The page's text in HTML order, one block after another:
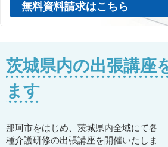
無料資料請求はこちら
茨城県内の出張講座
ます
那珂市をはじめ、茨城県内全域にて各
種介護研修の出張講座を開催いたしま